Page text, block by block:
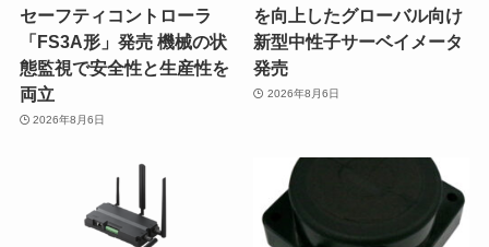
セーフティコントローラ
「FS3A形」発売 機械の状
態監視で安全性と生産性を
両立
2026年8月6日
を向上したグローバル向け
新型中性子サーベイメータ
発売
2026年8月6日